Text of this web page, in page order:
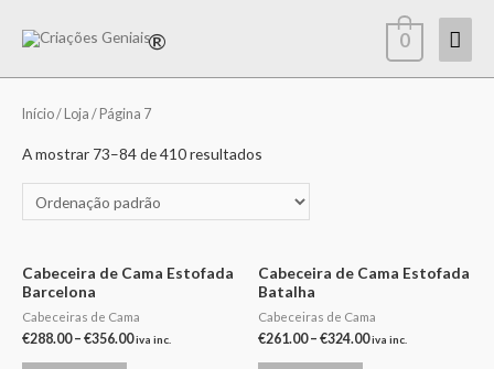
0
Início/ Loja / Página 7
A mostrar 73–84 de 410 resultados
Cabeceira de Cama Estofada
Barcelona
Cabeceiras de Cama
€288.00– €356.00iva inc.
Cabeceira de Cama Estofada
Batalha
Cabeceiras de Cama
€261.00– €324.00iva inc.